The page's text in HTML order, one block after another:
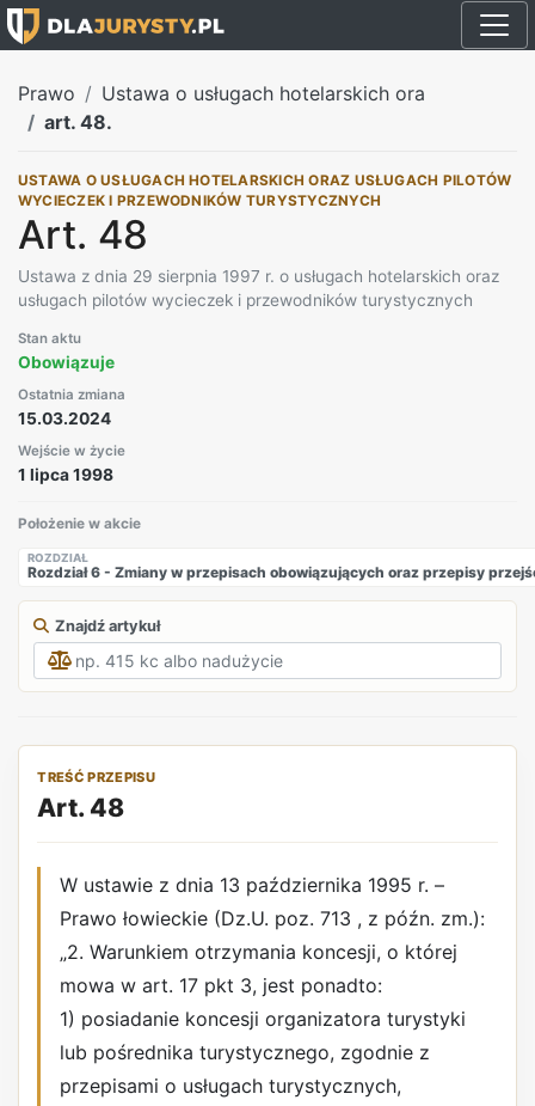
Prawo
Ustawa o usługach hotelarskich ora
art. 48.
USTAWA O USŁUGACH HOTELARSKICH ORAZ USŁUGACH PILOTÓW
WYCIECZEK I PRZEWODNIKÓW TURYSTYCZNYCH
Art. 48
Ustawa z dnia 29 sierpnia 1997 r. o usługach hotelarskich oraz
usługach pilotów wycieczek i przewodników turystycznych
Stan aktu
Obowiązuje
Ostatnia zmiana
15.03.2024
Wejście w życie
1 lipca 1998
Położenie w akcie
ROZDZIAŁ
Rozdział 6 - Zmiany w przepisach obowiązujących oraz przepisy
Znajdź artykuł
TREŚĆ PRZEPISU
Art. 48
W ustawie z dnia 13 października 1995 r. –
Prawo łowieckie (Dz.U. poz. 713 , z późn. zm.):
„2. Warunkiem otrzymania koncesji, o której
mowa w art. 17 pkt 3, jest ponadto:
1) posiadanie koncesji organizatora turystyki
lub pośrednika turystycznego, zgodnie z
przepisami o usługach turystycznych,